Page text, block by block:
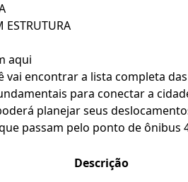
ESTRUTURA
aqui
vai encontrar a lista completa
para conectar a
planejar seus
passam pelo ponto de ônibus
Descrição